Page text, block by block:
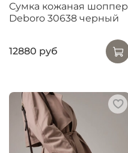
Сумка кожаная шоппер
Deboro 30638 черный
12880 руб